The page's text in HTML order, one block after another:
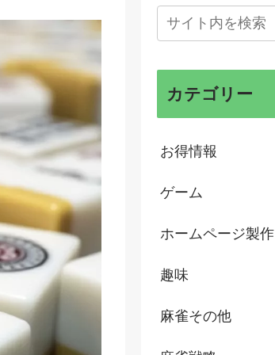
カテゴリー
お得情報
ゲーム
ホームページ製作
趣味
麻雀その他